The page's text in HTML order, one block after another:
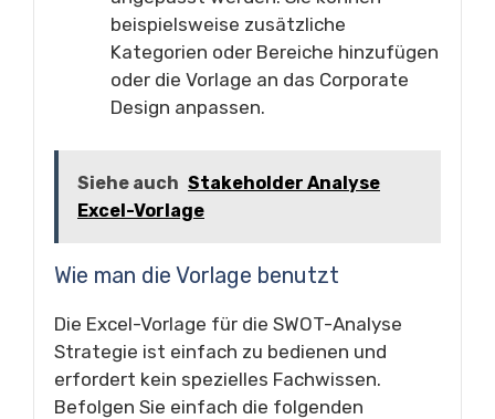
beispielsweise zusätzliche
Kategorien oder Bereiche hinzufügen
oder die Vorlage an das Corporate
Design anpassen.
Siehe auch Stakeholder Analyse
Excel-Vorlage
Wie man die Vorlage benutzt
Die Excel-Vorlage für die SWOT-Analyse
Strategie ist einfach zu bedienen und
erfordert kein spezielles Fachwissen.
Befolgen Sie einfach die folgenden